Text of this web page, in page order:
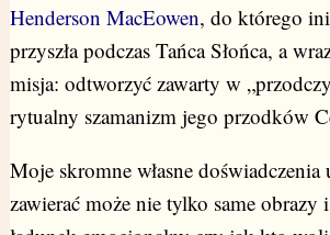
Henderson MacEowen, do którego
przyszła podczas Tańca Słońca, a
misja: odtworzyć zawarty w
rytualny szamanizm jego przodków
Moje skromne własne doświadczenia
zawierać może nie tylko same obrazy